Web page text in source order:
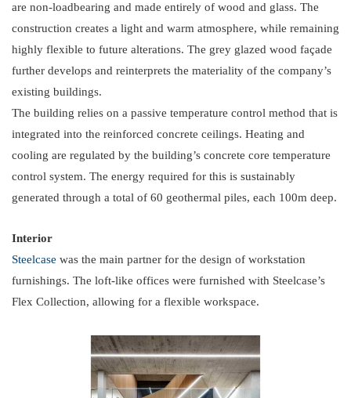
are non-loadbearing and made entirely of wood and glass. The
construction creates a light and warm atmosphere, while remaining
highly flexible to future alterations. The grey glazed wood façade
further develops and reinterprets the materiality of the company’s
existing buildings.
The building relies on a passive temperature control method that is
integrated into the reinforced concrete ceilings. Heating and
cooling are regulated by the building’s concrete core temperature
control system. The energy required for this is sustainably
generated through a total of 60 geothermal piles, each 100m deep.
Interior
Steelcase was the main partner for the design of workstation
furnishings. The loft-like offices were furnished with Steelcase’s
Flex Collection, allowing for a flexible workspace.